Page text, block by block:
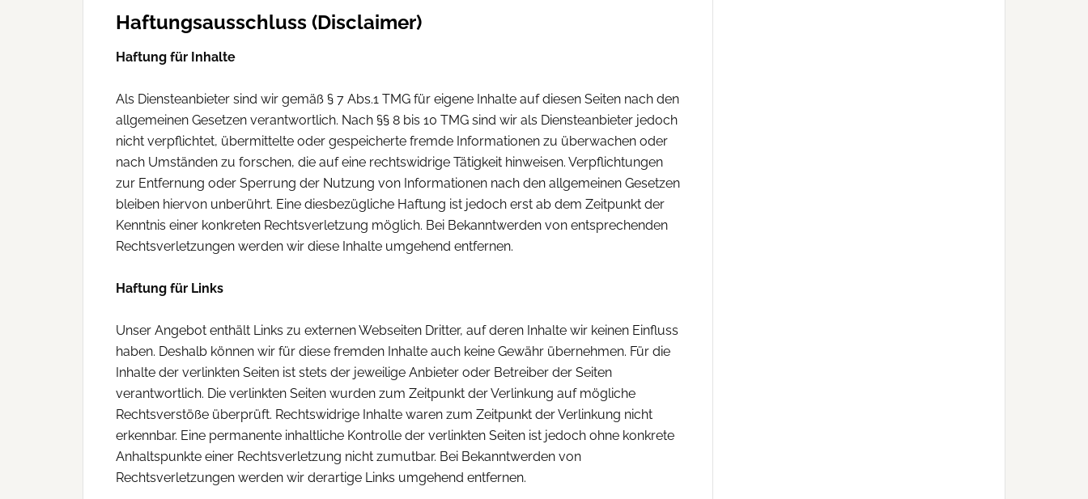
Haftungsausschluss (Disclaimer)
Haftung für Inhalte
Als Diensteanbieter sind wir gemäß § 7 Abs.1 TMG für eigene Inhalte auf diesen Seiten nach den
allgemeinen Gesetzen verantwortlich. Nach §§ 8 bis 10 TMG sind wir als Diensteanbieter jedoch
nicht verpflichtet, übermittelte oder gespeicherte fremde Informationen zu überwachen oder
nach Umständen zu forschen, die auf eine rechtswidrige Tätigkeit hinweisen. Verpflichtungen
zur Entfernung oder Sperrung der Nutzung von Informationen nach den allgemeinen Gesetzen
bleiben hiervon unberührt. Eine diesbezügliche Haftung ist jedoch erst ab dem Zeitpunkt der
Kenntnis einer konkreten Rechtsverletzung möglich. Bei Bekanntwerden von entsprechenden
Rechtsverletzungen werden wir diese Inhalte umgehend entfernen.
Haftung für Links
Unser Angebot enthält Links zu externen Webseiten Dritter, auf deren Inhalte wir keinen Einfluss
haben. Deshalb können wir für diese fremden Inhalte auch keine Gewähr übernehmen. Für die
Inhalte der verlinkten Seiten ist stets der jeweilige Anbieter oder Betreiber der Seiten
verantwortlich. Die verlinkten Seiten wurden zum Zeitpunkt der Verlinkung auf mögliche
Rechtsverstöße überprüft. Rechtswidrige Inhalte waren zum Zeitpunkt der Verlinkung nicht
erkennbar. Eine permanente inhaltliche Kontrolle der verlinkten Seiten ist jedoch ohne konkrete
Anhaltspunkte einer Rechtsverletzung nicht zumutbar. Bei Bekanntwerden von
Rechtsverletzungen werden wir derartige Links umgehend entfernen.